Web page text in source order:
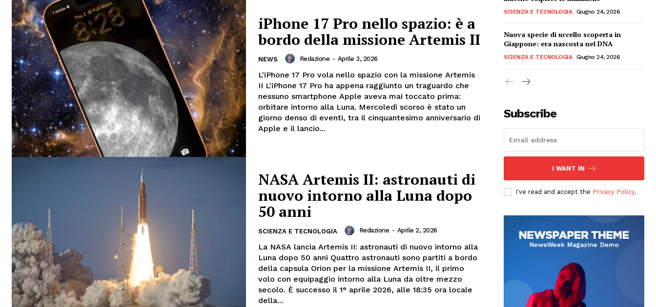
iPhone 17 Pro nello spazio: è a
bordo della missione Artemis II
NEWS Redazione - Aprile 3, 2026
L'iPhone 17 Pro vola nello spazio con la missione Artemis
II L'iPhone 17 Pro ha appena raggiunto un traguardo che
nessuno smartphone Apple aveva mai toccato prima:
orbitare intorno alla Luna. Mercoledì scorso è stato un
giorno denso di eventi, tra il cinquantesimo anniversario di
Apple e il lancio...
NASA Artemis II: astronauti di
nuovo intorno alla Luna dopo
50 anni
SCIENZA E TECNOLOGIA Redazione - Aprile 2, 2026
La NASA lancia Artemis II: astronauti di nuovo intorno alla
Luna dopo 50 anni Quattro astronauti sono partiti a bordo
della capsula Orion per la missione Artemis II, il primo
volo con equipaggio intorno alla Luna da oltre mezzo
secolo. È successo il 1° aprile 2026, alle 18:35 ora locale
della...
SCIENZA E TECNOLOGIA Giugno 24, 2026
Nuova specie di uccello scoperta in
Giappone: era nascosta nel DNA
SCIENZA E TECNOLOGIA Giugno 24, 2026
Subscribe
I WANT IN
I've read and accept the Privacy Policy.